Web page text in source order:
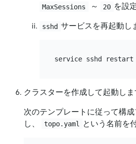
MaxSessions ～ 20 を設
sshd サービスを再起動し
クラスターを作成して起動しま
次のテンプレートに従って構
し、
topo.yaml という名前を